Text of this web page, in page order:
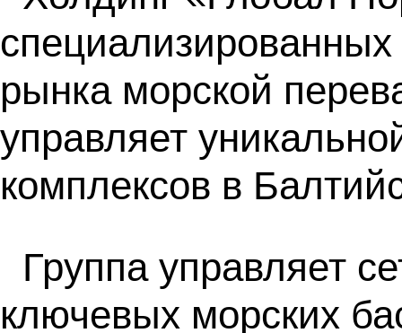
рынка морской
управляет
комплексов в
Группа управляет
ключевых морских